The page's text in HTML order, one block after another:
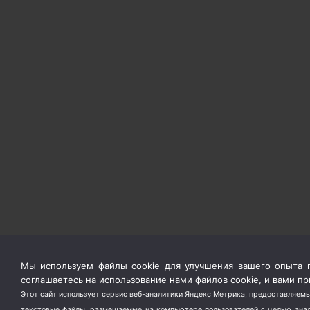
Мы используем файлы cookie для улучшения вашего опыта
соглашаетесь на использование нами файлов cookie, и вами
Этот сайт использует сервис веб-аналитики Яндекс Метрика,